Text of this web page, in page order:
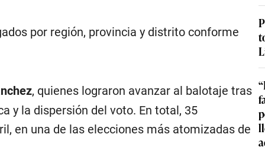
por región, provincia y distrito conforme
, quienes lograron avanzar al balotaje tras
y la dispersión del voto. En total, 35
en una de las elecciones más atomizadas de